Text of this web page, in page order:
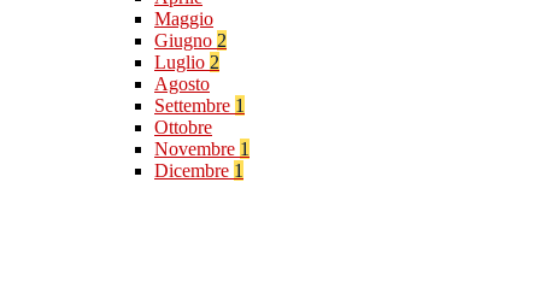
Maggio
Giugno 2
Luglio 2
Agosto
Settembre 1
Ottobre
Novembre 1
Dicembre 1